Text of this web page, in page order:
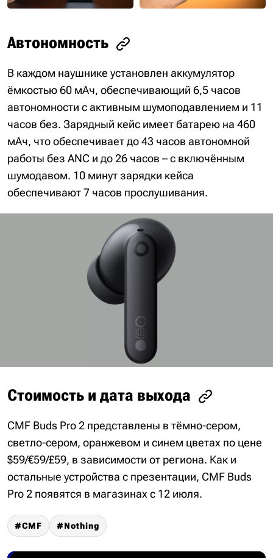
Автономность
В каждом наушнике установлен аккумулятор
ёмкостью 60 мАч, обеспечивающий 6,5 часов
автономности с активным шумоподавлением и 11
часов без. Зарядный кейс имеет батарею на 460
мАч, что обеспечивает до 43 часов автономной
работы без ANC и до 26 часов – с включённым
шумодавом. 10 минут зарядки кейса
обеспечивают 7 часов прослушивания.
Стоимость и дата выхода
CMF Buds Pro 2 представлены в тёмно-сером,
светло-сером, оранжевом и синем цветах по цене
$59/€59/£59, в зависимости от региона. Как и
остальные устройства с презентации, CMF Buds
Pro 2 появятся в магазинах с 12 июля.
CMF Nothing